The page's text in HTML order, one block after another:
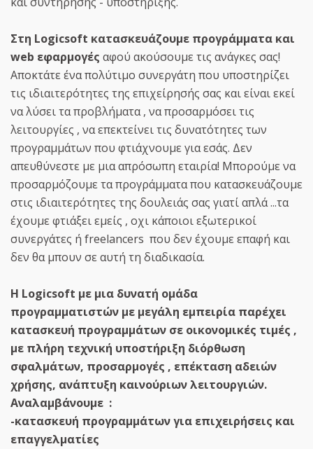
Στη Logicsoft κατασκευάζουμε προγράμματα και
web εφαρμογές αφού ακούσουμε τις ανάγκες σας!
Αποκτάτε ένα πολύτιμο συνεργάτη που υποστηρίζει
τις ιδιαιτερότητες της επιχείρησής σας και είναι εκεί
να λύσει τα προβλήματα , να προσαρμόσει τις
λειτουργίες , να επεκτείνει τις δυνατότητες των
προγραμμάτων που φτιάχνουμε για εσάς. Δεν
απευθύνεστε με μια απρόσωπη εταιρία! Μπορούμε να
προσαρμόζουμε τα προγράμματα που κατασκευάζουμε
στις ιδιαιτερότητες της δουλειάς σας γιατί απλά ...τα
έχουμε φτιάξει εμείς , οχι κάποιοι εξωτερικοί
συνεργάτες ή freelancers που δεν έχουμε επαφή και
δεν θα μπουν σε αυτή τη διαδικασία.
Η Logicsoft με μια δυνατή ομάδα
προγραμματιστών με μεγάλη εμπειρία παρέχει
κατασκευή προγραμμάτων σε οικονομικές τιμές ,
με πλήρη τεχνική υποστήριξη διόρθωση
σφαλμάτων, προσαρμογές , επέκταση αδειών
χρήσης, ανάπτυξη καινούριων λειτουργιών.
Αναλαμβάνουμε :
-κατασκευή προγραμμάτων για επιχειρήσεις και
επαγγελματίες